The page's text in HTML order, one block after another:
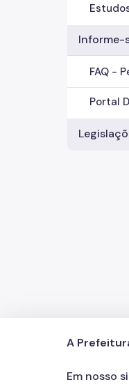
Informe-
FAQ -
Portal
A
Em nosso